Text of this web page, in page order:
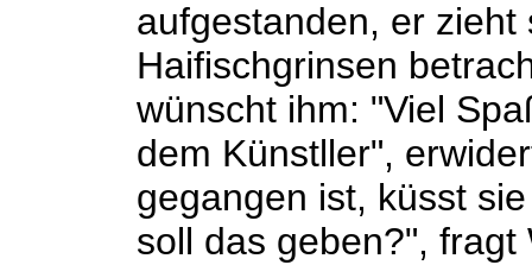
aufgestanden, er
Haifischgrinsen
wünscht ihm: "Viel
dem Künstller",
gegangen ist, küsst
soll das geben?", fragt